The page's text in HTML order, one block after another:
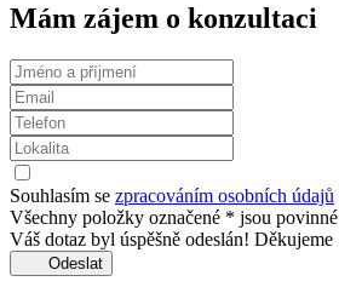
Mám zájem o konzultaci
Souhlasím se zpracováním osobních údajů
Všechny položky označené * jsou povinné
Váš dotaz byl úspěšně odeslán! Děkujeme
Odeslat